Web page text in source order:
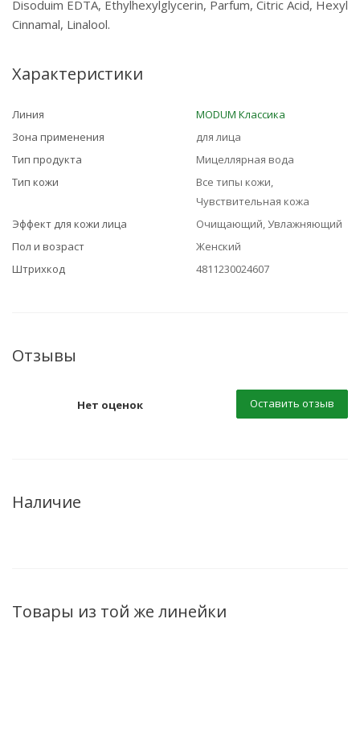
Disoduim EDTA, Ethylhexylglycerin, Parfum, Citric Acid, Hexyl
Cinnamal, Linalool.
Характеристики
Линия
MODUM Классика
Зона применения
для лица
Тип продукта
Мицеллярная вода
Тип кожи
Все типы кожи,
Чувствительная кожа
Эффект для кожи лица
Очищающий, Увлажняющий
Пол и возраст
Женский
Штрихкод
4811230024607
Отзывы
Нет оценок Оставить отзыв
Наличие
Товары из той же линейки